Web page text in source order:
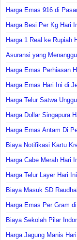
Harga Emas 916 di
Harga Besi Per Kg Hari
Harga 1 Real ke Rupiah
Asuransi yang
Harga Emas Perhiasan
Harga Emas Hari Ini di
Harga Telur Satwa
Harga Dollar Singapura
Harga Emas Antam Di
Biaya Notifikasi Kartu
Harga Cabe Merah Hari
Harga Telur Layer Hari Ini
Biaya Masuk SD
Harga Emas Per Gram
Biaya Sekolah Pilar
Harga Jagung Manis